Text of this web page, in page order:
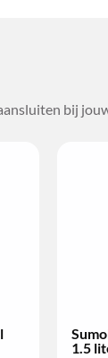
bij
Passievrucht